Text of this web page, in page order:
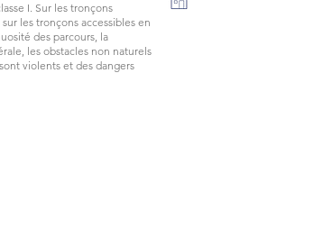
I. Sur les tronçons
les tronçons accessibles en
des parcours, la
les obstacles non naturels
violents et des dangers